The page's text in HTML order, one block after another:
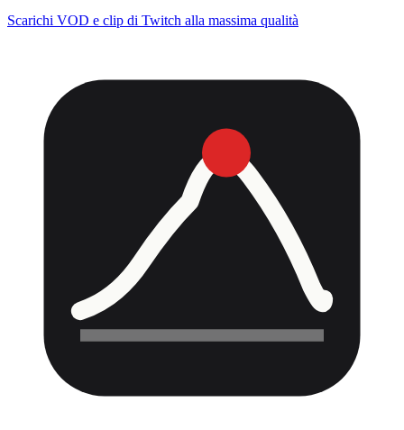
Scarichi VOD e clip di Twitch alla massima qualità